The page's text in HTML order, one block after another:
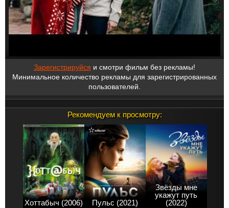
Зарегистрируйся и смотри фильм без рекламы!
Минимальное количество рекламы для зарегистрированных
пользователей.
Рекомендуем к просмотру:
Хоттабыч (2006) Пульс (2021)
Звёзды мне
укажут путь
(2022)